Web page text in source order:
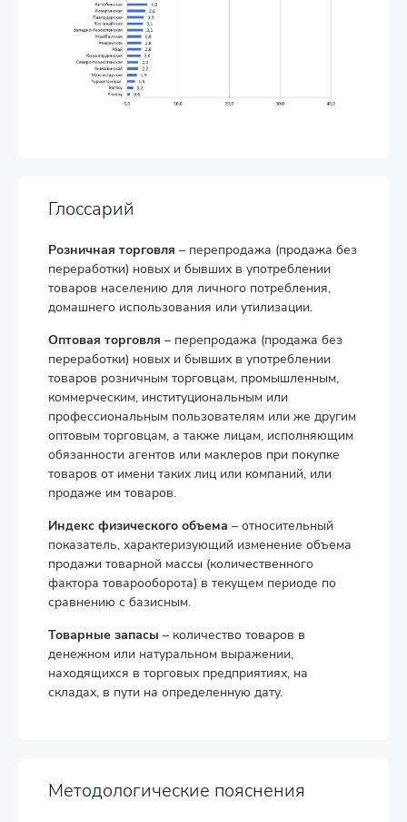
Глоссарий
Розничная торговля – перепродажа (продажа без
переработки) новых и бывших в употреблении
товаров населению для личного потребления,
домашнего использования или утилизации.
Оптовая торговля – перепродажа (продажа без
переработки) новых и бывших в употреблении
товаров розничным торговцам, промышленным,
коммерческим, институциональным или
профессиональным пользователям или же другим
оптовым торговцам, а также лицам, исполняющим
обязанности агентов или маклеров при покупке
товаров от имени таких лиц или компаний, или
продаже им товаров.
Индекс физического объема – относительный
показатель, характеризующий изменение объема
продажи товарной массы (количественного
фактора товарооборота) в текущем периоде по
сравнению с базисным.
Товарные запасы – количество товаров в
денежном или натуральном выражении,
находящихся в торговых предприятиях, на
складах, в пути на определенную дату.
Методологические пояснения